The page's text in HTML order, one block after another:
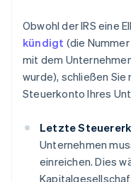
Obwohl der IRS eine
kündigt (die
mit dem
wurde), schließen
Steuerkonto Ihres
Letzte
Unternehmen
einreichen. Dies